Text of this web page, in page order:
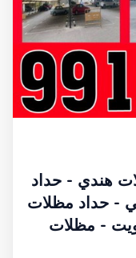
هندي - حداد
ايراني - حداد مظلات
- مظلات